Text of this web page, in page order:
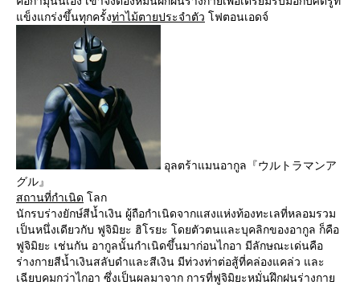
แข็งแกร่งขึ้นทุกครั้งท่าไม้ตายประจำตัว โฟตอนเอดจ์
อุลตร้าแมนอากูล『ウルトラマンア
グル』
สถานที่กำเนิด โลก
นักรบร่างยักษ์สีน้ำเงิน ผู้ถือกำเนิดจากแสงแห่งท้องทะเลที่หลอมรวม
เป็นหนึ่งเดียวกับ ฟูจิมิยะ ฮิโรยะ โดยตัวตนและบุคลิกของอากูล ก็คือ
ฟูจิมิยะ เช่นกัน อากูลนั้นกำเนิดขึ้นมาก่อนไกอา มีลักษณะเด่นคือ
ร่างกายสีน้ำเงินสลับดำและสีเงิน มีท่วงท่าต่อสู้ที่คล่องแคล่ว และ
เฉียบคมกว่าไกอา ซึ่งเป็นผลมาจาก การที่ฟูจิมิยะหมั่นฝึกฝนร่างกาย